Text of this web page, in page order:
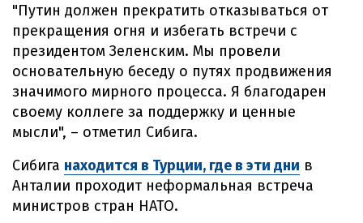
"Путин должен прекратить отказываться от
прекращения огня и избегать встречи с
президентом Зеленским. Мы провели
основательную беседу о путях продвижения
значимого мирного процесса. Я благодарен
своему коллеге за поддержку и ценные
мысли", – отметил Сибига.
Сибига находится в Турции, где в эти дни в
Анталии проходит неформальная встреча
министров стран НАТО.